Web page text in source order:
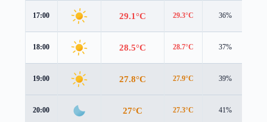
17:00 29.1°C 29.3°C 36%
18:00 28.5°C 28.7°C 37%
19:00 27.8°C 27.9°C 39%
20:00 27°C 27.3°C 41%